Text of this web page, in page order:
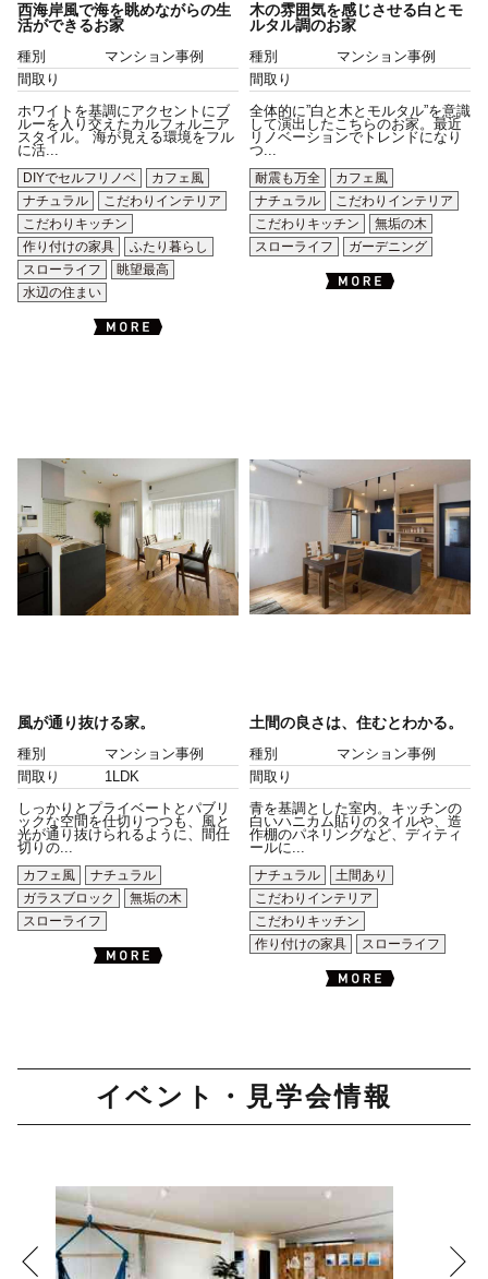
西海岸風で海を眺めながらの生
活ができるお家
種別
マンション事例
間取り
ホワイトを基調にアクセントにブ
ルーを入り交えたカルフォルニア
スタイル。 海が見える環境をフル
に活...
DIYでセルフリノベ
カフェ風
ナチュラル
こだわりインテリア
こだわりキッチン
作り付けの家具
ふたり暮らし
スローライフ
眺望最高
水辺の住まい
木の雰囲気を感じさせる白とモ
ルタル調のお家
種別
マンション事例
間取り
全体的に”白と木とモルタル”を意識
して演出したこちらのお家。最近
リノベーションでトレンドになり
つ...
耐震も万全
カフェ風
ナチュラル
こだわりインテリア
こだわりキッチン
無垢の木
スローライフ
ガーデニング
風が通り抜ける家。
種別
マンション事例
間取り
1LDK
しっかりとプライベートとパブリ
ックな空間を仕切りつつも、風と
光が通り抜けられるように、間仕
切りの...
カフェ風
ナチュラル
ガラスブロック
無垢の木
スローライフ
土間の良さは、住むとわかる。
種別
マンション事例
間取り
青を基調とした室内。キッチンの
白いハニカム貼りのタイルや、造
作棚のパネリングなど、ディティ
ールに...
ナチュラル
土間あり
こだわりインテリア
こだわりキッチン
作り付けの家具
スローライフ
イベント・見学会情報